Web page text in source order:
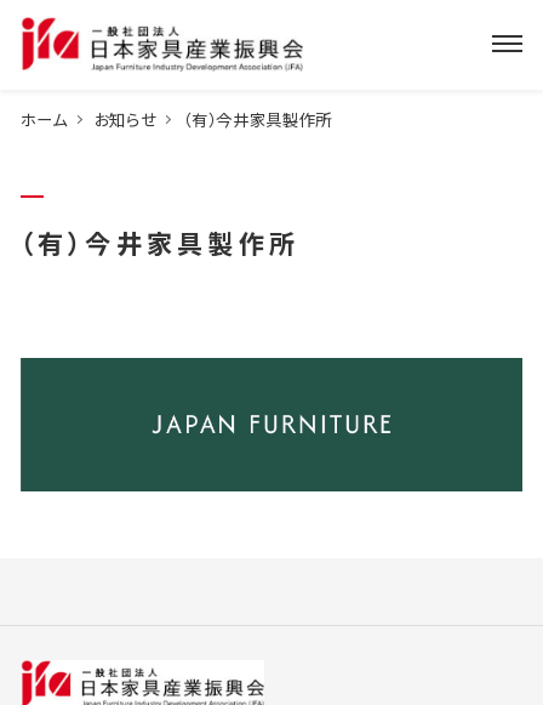
ホーム お知らせ （有）今井家具製作所
（有）今井家具製作所